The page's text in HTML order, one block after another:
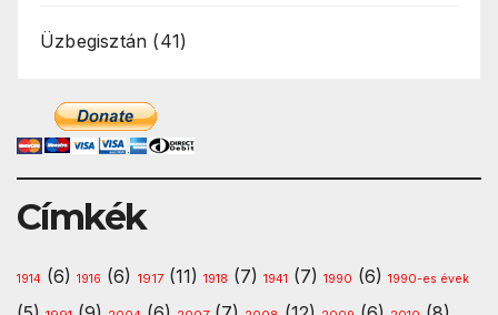
Üzbegisztán (41)
Címkék
1914 (6) 1916 (6) 1917 (11) 1918 (7) 1941 (7) 1990 (6) 1990-es évek